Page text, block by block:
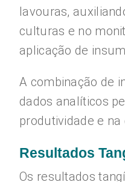
lavouras,
culturas e no
aplicação de
A combinação de
dados analíticos
produtividade e
Resultados
Os resultados